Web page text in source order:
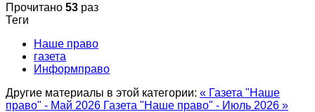
Прочитано 53 раз
Теги
Наше право
газета
Информправо
Другие материалы в этой категории: « Газета "Наше
право" - Май 2026 Газета "Наше право" - Июль 2026 »